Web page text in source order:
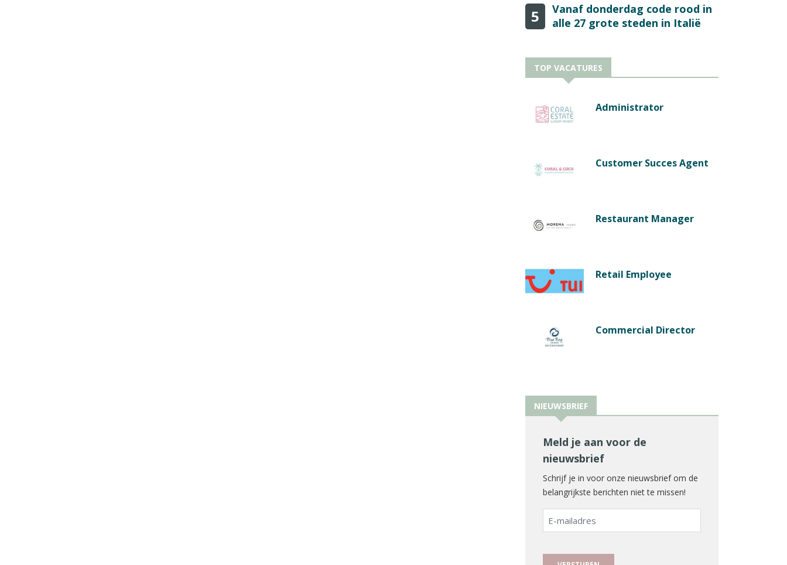
5
Vanaf donderdag code rood in
alle 27 grote steden in Italië
TOP VACATURES
Administrator
Customer Succes Agent
Restaurant Manager
Retail Employee
Commercial Director
NIEUWSBRIEF
Meld je aan voor de
nieuwsbrief
Schrijf je in voor onze nieuwsbrief om de
belangrijkste berichten niet te missen!
E-
mailadres